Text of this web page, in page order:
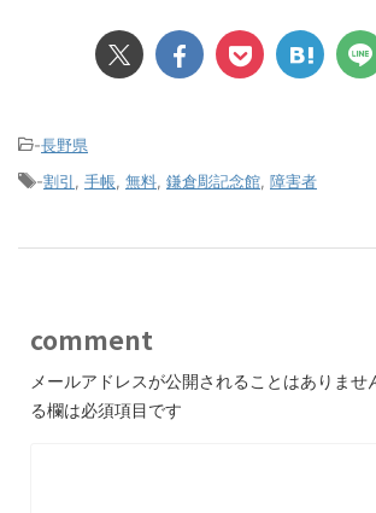
-長野県
-割引 手帳 無料 鎌倉彫記念館 障害者
comment
メールアドレスが公開されることはありませ
る欄は必須項目です